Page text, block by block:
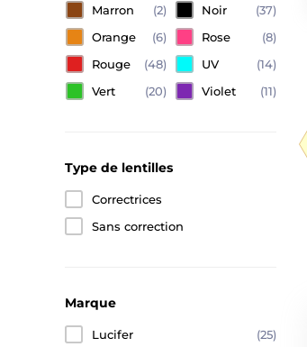
Marron
(2) Noir
(37)
Orange
(6) Rose
(8)
Rouge
(48) UV
(14)
Vert
(20) Violet (11)
Type de lentilles
Correctrices
Sans correction
Marque
Lucifer
(25)